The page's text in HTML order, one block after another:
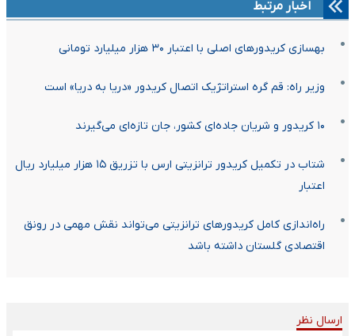
اخبار مرتبط
بهسازی کریدورهای اصلی با اعتبار ۳۰ هزار میلیارد تومانی
وزیر راه: قم گره استراتژیک اتصال کریدور «دریا به دریا» است
۱۰ کریدور و شریان جاده‌ای کشور، جان تازه‌ای می‌گیرند
شتاب در تکمیل کریدور ترانزیتی ارس با تزریق ۱۵ هزار میلیارد ریال
اعتبار
راه‌اندازی کامل کریدورهای ترانزیتی می‌تواند نقش مهمی در رونق
اقتصادی گلستان داشته باشد
ارسال نظر